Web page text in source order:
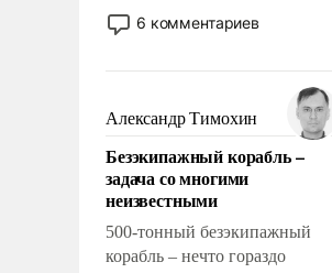
постепенно вытесняя и
отменяя традиционное
мужественным и твердым под
ударами судьбы, брать на себя
ответственность, помогать
слабым, идти вперед и
адаптироваться.
6 комментариев
Александр Тимохин
Безэкипажный корабль –
задача со многими
неизвестными
500-тонный безэкипажный
корабль – нечто гораздо